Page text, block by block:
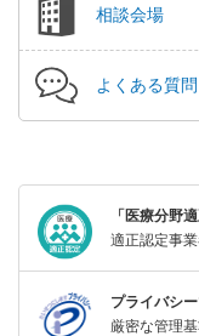
相談会場
よくある質問
「医療分野
適正認定事
プライバシ
厳密な管理